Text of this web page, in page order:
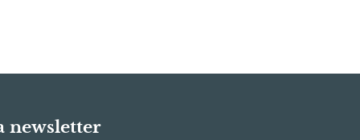
newsletter